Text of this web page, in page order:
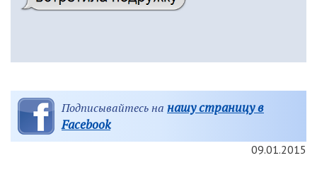
Подписывайтесь на нашу страницу в
Facebook
09.01.2015